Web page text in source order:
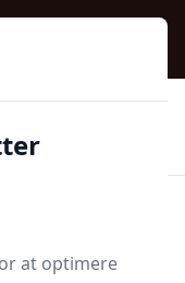
Siden
at optimere